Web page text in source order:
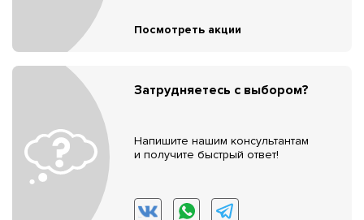
Посмотреть акции
Затрудняетесь с выбором?
Напишите нашим консультантам
и получите быстрый ответ!